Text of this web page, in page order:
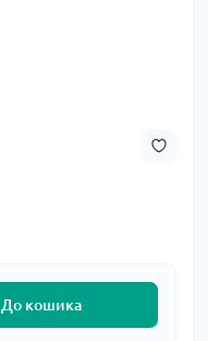
До кошика